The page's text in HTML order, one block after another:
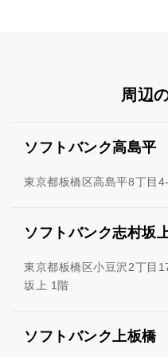
周辺
ソフトバンク高島平
東京都板橋区高島平8丁目
ソフトバンク志村坂
東京都板橋区小豆沢2丁目
坂上 1階
ソフトバンク上板橋